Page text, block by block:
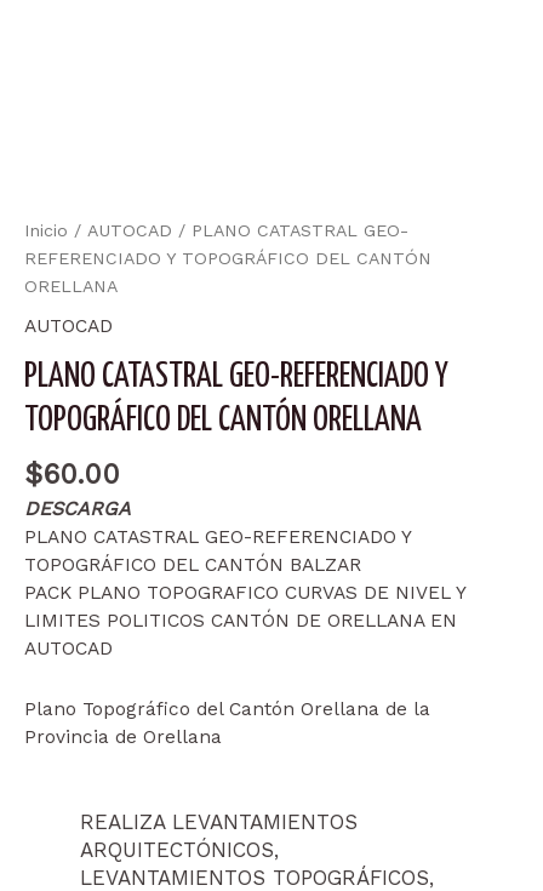
Inicio / AUTOCAD / PLANO CATASTRAL GEO-
REFERENCIADO Y TOPOGRÁFICO DEL CANTÓN
ORELLANA
AUTOCAD
PLANO CATASTRAL GEO-REFERENCIADO Y
TOPOGRÁFICO DEL CANTÓN ORELLANA
$60.00
DESCARGA
PLANO CATASTRAL GEO-REFERENCIADO Y
TOPOGRÁFICO DEL CANTÓN BALZAR
PACK PLANO TOPOGRAFICO CURVAS DE NIVEL Y
LIMITES POLITICOS CANTÓN DE ORELLANA EN
AUTOCAD
Plano Topográfico del Cantón Orellana de la
Provincia de Orellana
REALIZA LEVANTAMIENTOS
ARQUITECTÓNICOS,
LEVANTAMIENTOS TOPOGRÁFICOS,